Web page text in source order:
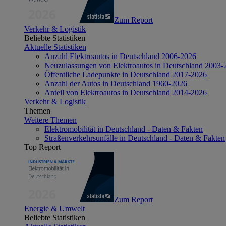
Zum Report
Verkehr & Logistik
Beliebte Statistiken
Aktuelle Statistiken
Anzahl Elektroautos in Deutschland 2006-2026
Neuzulassungen von Elektroautos in Deutschland 2003-
Öffentliche Ladepunkte in Deutschland 2017-2026
Anzahl der Autos in Deutschland 1960-2026
Anteil von Elektroautos in Deutschland 2014-2026
Verkehr & Logistik
Themen
Weitere Themen
Elektromobilität in Deutschland - Daten & Fakten
Straßenverkehrsunfälle in Deutschland - Daten & Fakten
Top Report
Zum Report
Energie & Umwelt
Beliebte Statistiken